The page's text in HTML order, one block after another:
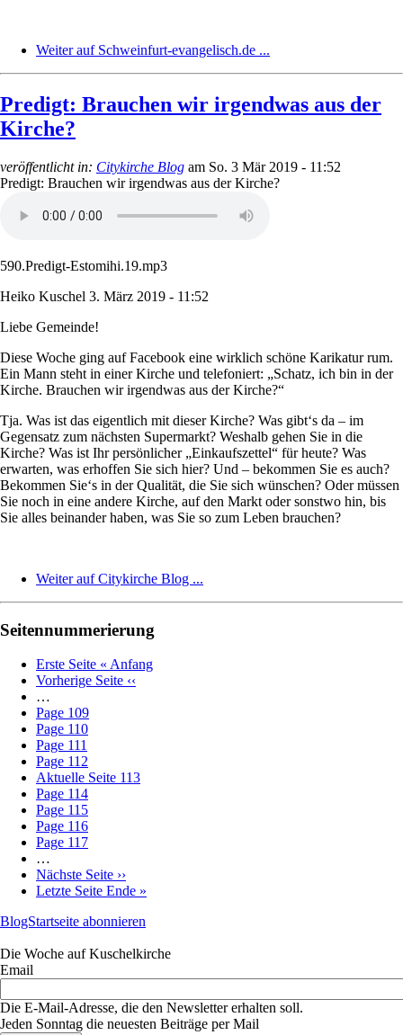
Weiter auf Schweinfurt-evangelisch.de ...
Predigt: Brauchen wir irgendwas aus der
Kirche?
veröffentlicht in: Citykirche Blog am So. 3 Mär 2019 - 11:52
Predigt: Brauchen wir irgendwas aus der Kirche?
590.Predigt-Estomihi.19.mp3
Heiko Kuschel 3. März 2019 - 11:52
Liebe Gemeinde!
Diese Woche ging auf Facebook eine wirklich schöne Karikatur rum.
Ein Mann steht in einer Kirche und telefoniert: „Schatz, ich bin in der
Kirche. Brauchen wir irgendwas aus der Kirche?“
Tja. Was ist das eigentlich mit dieser Kirche? Was gibt‘s da – im
Gegensatz zum nächsten Supermarkt? Weshalb gehen Sie in die
Kirche? Was ist Ihr persönlicher „Einkaufszettel“ für heute? Was
erwarten, was erhoffen Sie sich hier? Und – bekommen Sie es auch?
Bekommen Sie‘s in der Qualität, die Sie sich wünschen? Oder müssen
Sie noch in eine andere Kirche, auf den Markt oder sonstwo hin, bis
Sie alles beinander haben, was Sie so zum Leben brauchen?
Weiter auf Citykirche Blog ...
Seitennummerierung
Erste Seite « Anfang
Vorherige Seite ‹‹
…
Page 109
Page 110
Page 111
Page 112
Aktuelle Seite 113
Page 114
Page 115
Page 116
Page 117
…
Nächste Seite ››
Letzte Seite Ende »
BlogStartseite abonnieren
Die Woche auf Kuschelkirche
Email
Die E-Mail-Adresse, die den Newsletter erhalten soll.
Jeden Sonntag die neuesten Beiträge per Mail